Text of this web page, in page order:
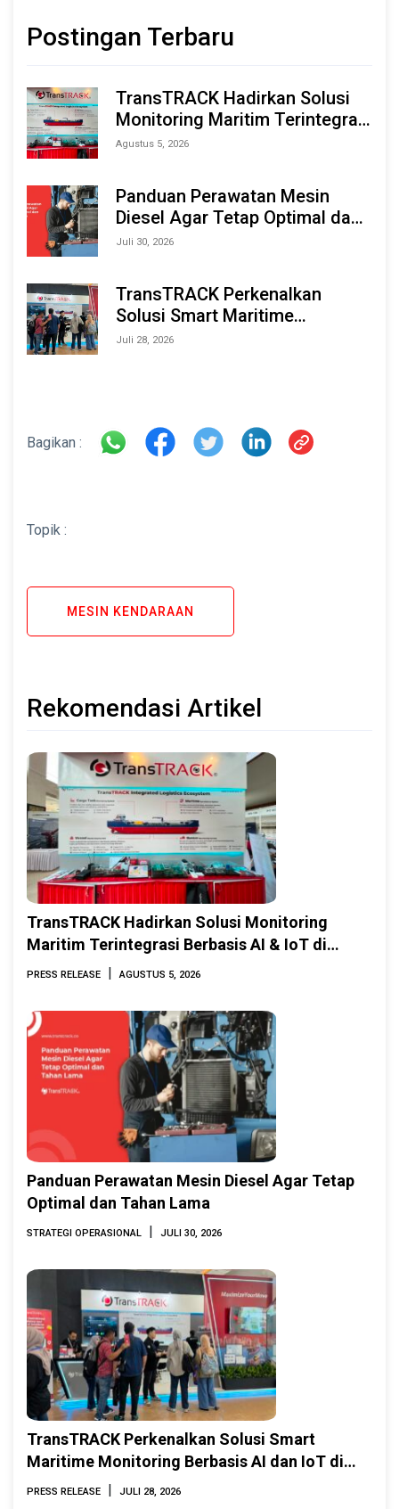
Postingan Terbaru
TransTRACK Hadirkan Solusi
Monitoring Maritim Terintegrasi
Berbasis AI & IoT di Indonesia
Agustus 5, 2026
Panduan Perawatan Mesin
Diesel Agar Tetap Optimal dan
Tahan Lama
Juli 30, 2026
TransTRACK Perkenalkan
Solusi Smart Maritime
Monitoring Berbasis AI dan IoT
Juli 28, 2026
Bagikan :
Topik :
MESIN KENDARAAN
Rekomendasi Artikel
TransTRACK Hadirkan Solusi Monitoring
Maritim Terintegrasi Berbasis AI & IoT di
Indonesia Marine & Offshore Expo (IMOX)
PRESS RELEASE | AGUSTUS 5, 2026
Panduan Perawatan Mesin Diesel Agar Tetap
Optimal dan Tahan Lama
STRATEGI OPERASIONAL | JULI 30, 2026
TransTRACK Perkenalkan Solusi Smart
Maritime Monitoring Berbasis AI dan IoT di
INAMARINE 2026
PRESS RELEASE | JULI 28, 2026